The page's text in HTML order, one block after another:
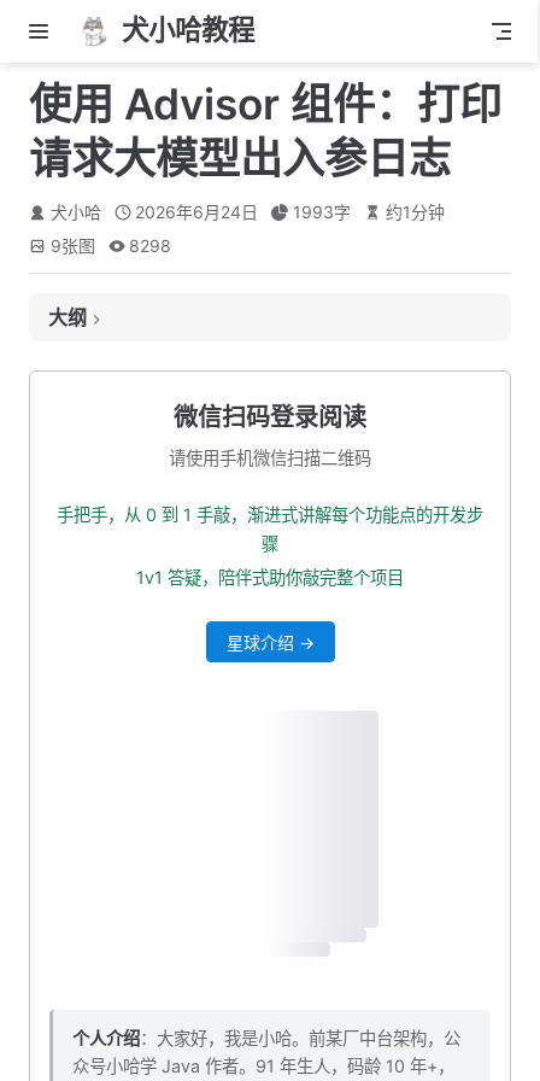
犬小哈教程
使用 Advisor 组件：打印
请求大模型出入参日志
犬小哈 2026年6月24日 1993字 约1分钟
9张图 8298
大纲
Advisor 处理流程
测试一波
自定义 Advisor
微信扫码登录阅读
请使用手机微信扫描二维码
手把手，从 0 到 1 手敲，渐进式讲解每个功能点的开发步
骤
1v1 答疑，陪伴式助你敲完整个项目
星球介绍 →
个人介绍：大家好，我是小哈。前某厂中台架构，公
众号小哈学 Java 作者。91 年生人，码龄 10 年+，